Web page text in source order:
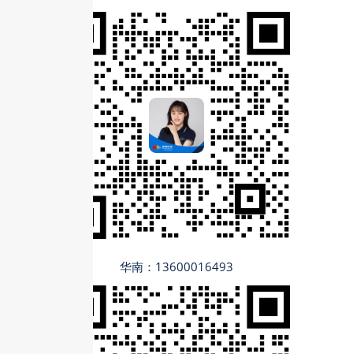
华南：13600016493